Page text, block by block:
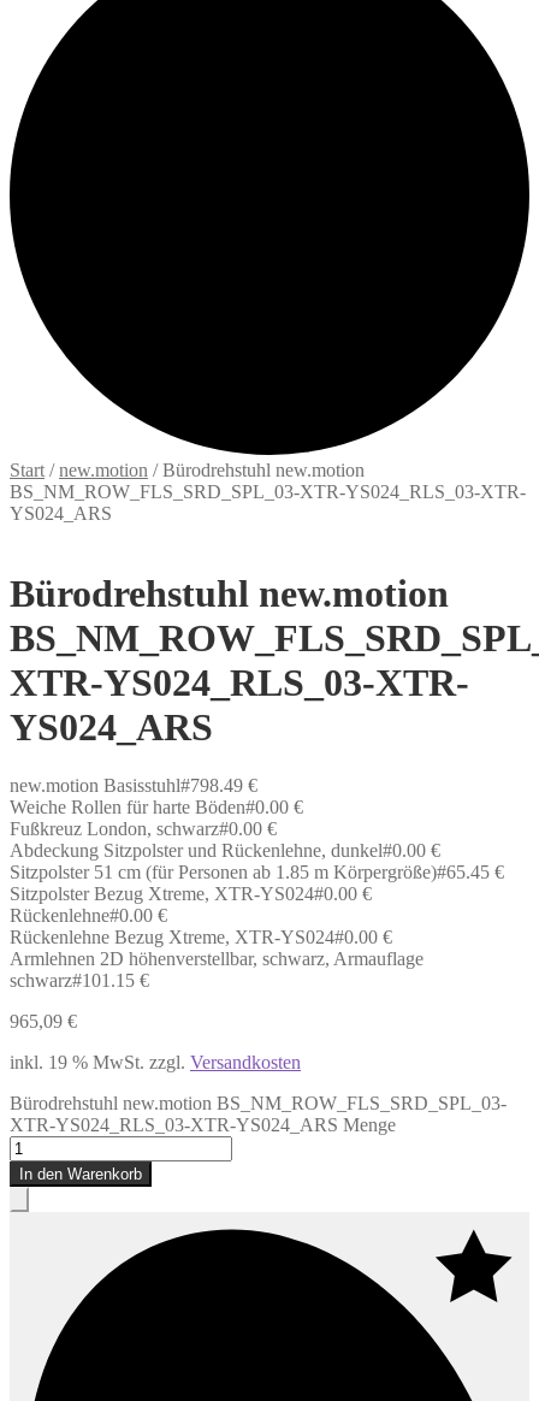
Start /new.motion /Bürodrehstuhl new.motion
BS_NM_ROW_FLS_SRD_SPL_03-XTR-YS024_RLS_03-XTR-
YS024_ARS
Bürodrehstuhl new.motion
XTR-YS024_RLS_03-XTR-
YS024_ARS
new.motion Basisstuhl#798.49 €
Weiche Rollen für harte Böden#0.00 €
Fußkreuz London, schwarz#0.00 €
Abdeckung Sitzpolster und Rückenlehne, dunkel#0.00 €
Sitzpolster 51 cm (für Personen ab 1.85 m Körpergröße)#65.45 €
Sitzpolster Bezug Xtreme, XTR-YS024#0.00 €
Rückenlehne#0.00 €
Rückenlehne Bezug Xtreme, XTR-YS024#0.00 €
Armlehnen 2D höhenverstellbar, schwarz, Armauflage
schwarz#101.15 €
965,09 €
inkl. 19 % MwSt. zzgl. Versandkosten
Bürodrehstuhl new.motion BS_NM_ROW_FLS_SRD_SPL_03-
XTR-YS024_RLS_03-XTR-YS024_ARS Menge
In den Warenkorb